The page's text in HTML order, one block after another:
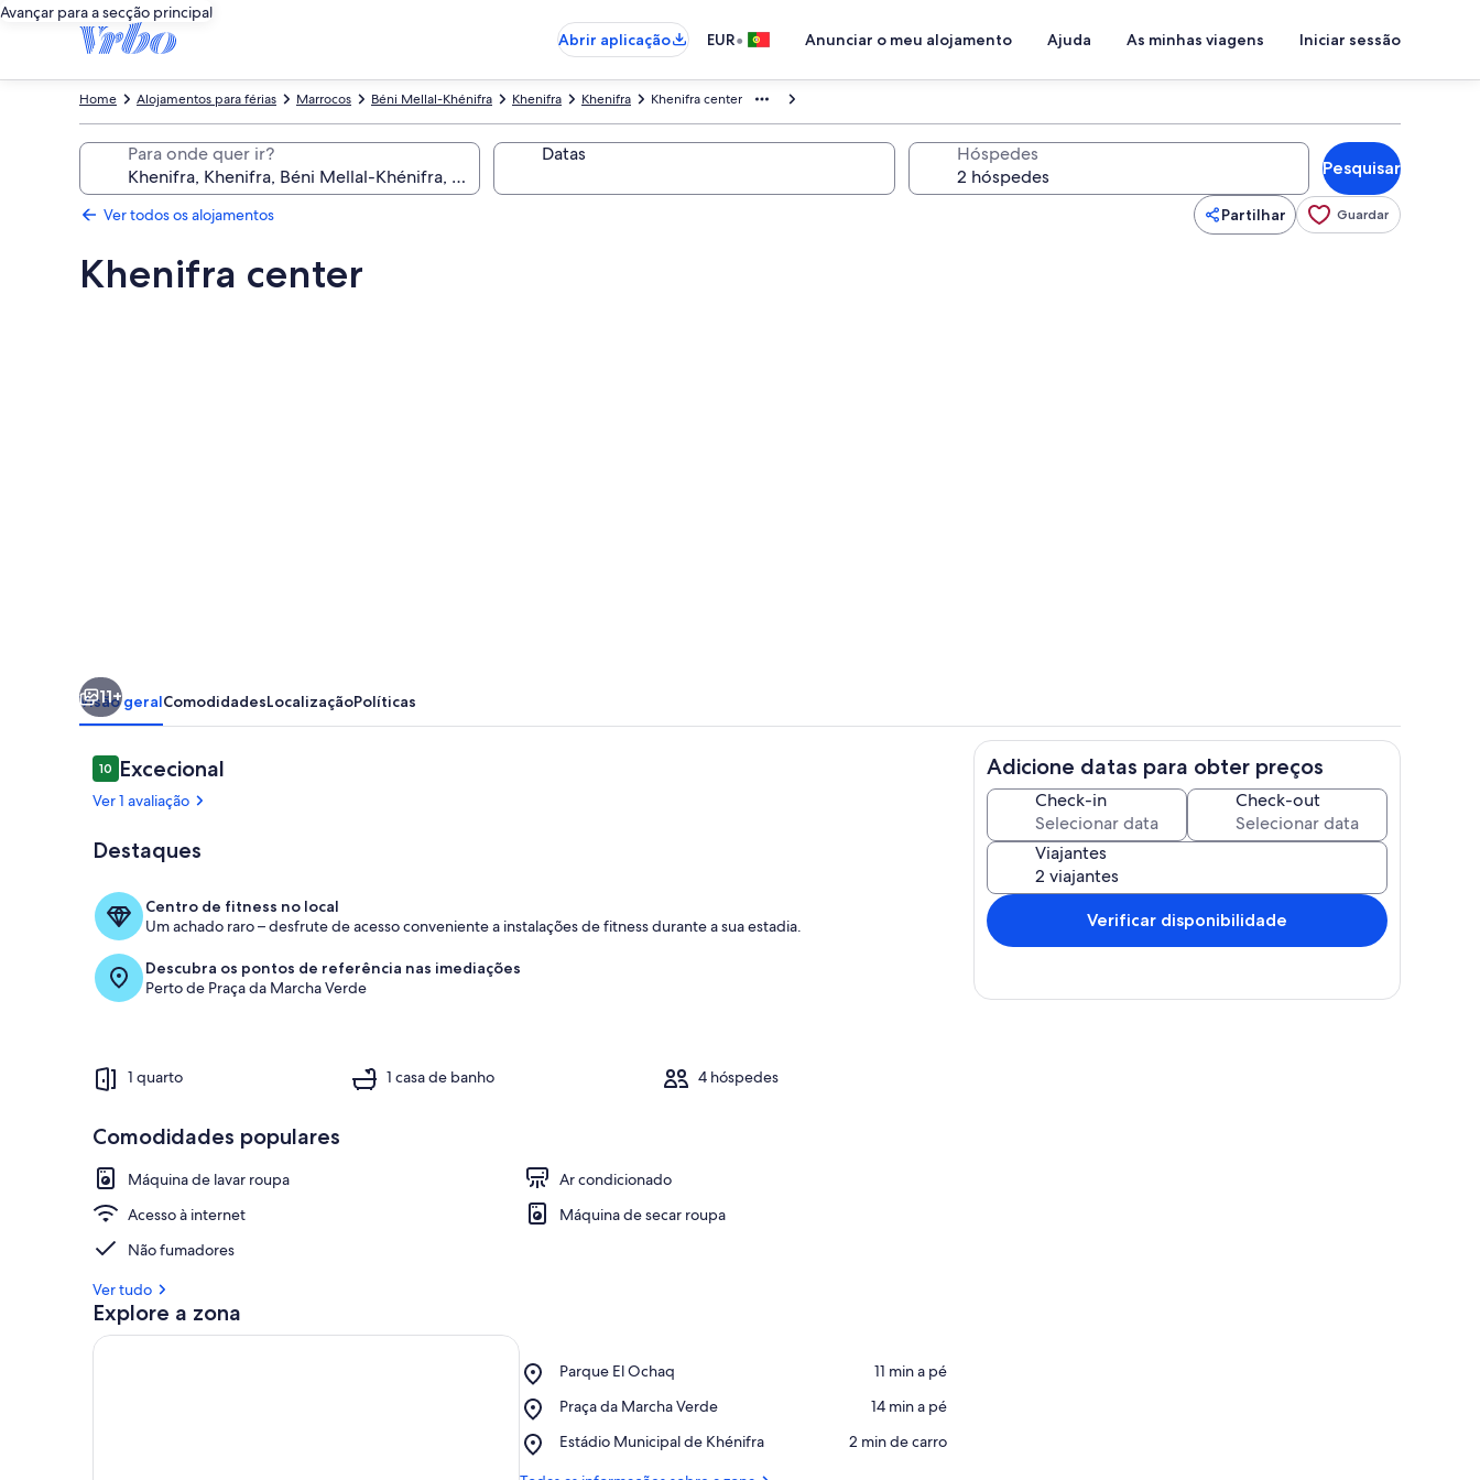
Avançar para a secção principal
Abrir aplicação
EUR• Anunciar o meu alojamento Ajuda As minhas viagens Iniciar sessão
Khenifra center
Khenifra
Khenifra
Béni Mellal-Khénifra
Marrocos
Alojamentos para férias
Home
Para onde quer ir? Datas Hóspedes
Pesquisar
Ver todos os alojamentos Partilhar Guardar
Khenifra center
Restaurantes
11+
Visão geralComodidadesLocalizaçãoPolíticas
Avaliações
1010 em 10
Excecional
Ver 1 avaliação
Destaques
Centro de fitness no local
Um achado raro – desfrute de acesso conveniente a instalações de fitness durante a sua estadia.
Descubra os pontos de referência nas imediações
Perto de Praça da Marcha Verde
1 quarto 1 casa de banho 4 hóspedes
Comodidades populares
Máquina de lavar roupa
Ar condicionado
Acesso à internet
Máquina de secar roupa
Não fumadores
Ver tudo
Explore a zona
Parque El Ochaq
Place,
El
‪11 min a pé‬
Praça da Marcha Verde
Place,
da
‪14 min a pé‬
Estádio Municipal de Khénifra
Place,
‪2 min de carro‬
Adicione datas para obter preços
Check-in Check-out
Viajantes
Verificar disponibilidade